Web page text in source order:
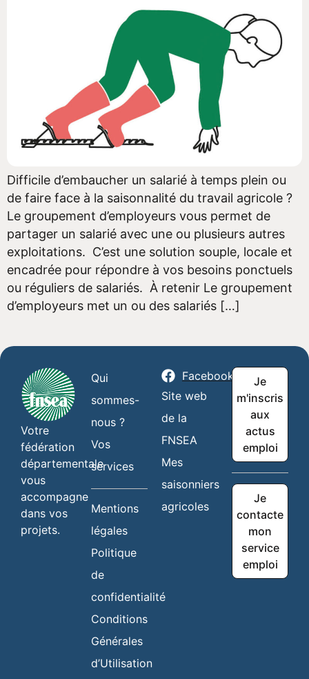
Difficile d’embaucher un salarié à temps plein ou
de faire face à la saisonnalité du travail agricole ?
Le groupement d’employeurs vous permet de
partager un salarié avec une ou plusieurs autres
exploitations. C’est une solution souple, locale et
encadrée pour répondre à vos besoins ponctuels
ou réguliers de salariés. À retenir Le groupement
d’employeurs met un ou des salariés […]
Votre
fédération
départementale
vous
accompagne
dans vos
projets.
Qui
sommes-
nous ?
Vos
services
Mentions
légales
Politique
de
confidentialité
Conditions
Générales
d’Utilisation
Facebook
Site web
de la
FNSEA
Mes
saisonniers
agricoles
Je
m'inscris
aux
actus
emploi
Je
contacte
mon
service
emploi